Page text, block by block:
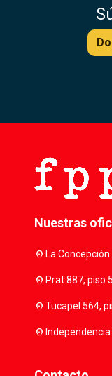
Nuestras
location_onLa
location_onPrat 887, piso
location_onTucapel 564,
location_on